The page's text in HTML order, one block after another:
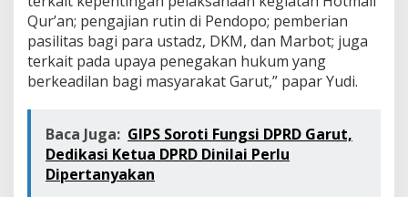
Qur’an; pengajian rutin di Pendopo; pemberian
pasilitas bagi para ustadz, DKM, dan Marbot; juga
terkait pada upaya penegakan hukum yang
berkeadilan bagi masyarakat Garut,” papar Yudi.
Baca Juga: GIPS Soroti Fungsi DPRD Garut,
Dedikasi Ketua DPRD Dinilai Perlu
Dipertanyakan